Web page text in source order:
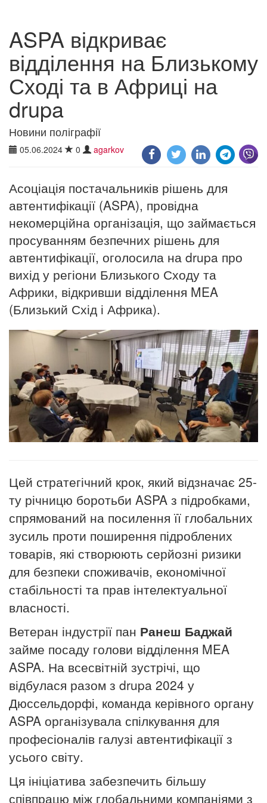
ASPA відкриває
відділення на Близькому
Сході та в Африці на
drupa
Новини поліграфії
05.06.2024 0 agarkov
Асоціація постачальників рішень для
автентифікації (ASPA), провідна
некомерційна організація, що займається
просуванням безпечних рішень для
автентифікації, оголосила на drupa про
вихід у регіони Близького Сходу та
Африки, відкривши відділення MEA
(Близький Схід і Африка).
Цей стратегічний крок, який відзначає 25-
ту річницю боротьби ASPA з підробками,
спрямований на посилення її глобальних
зусиль проти поширення підроблених
товарів, які створюють серйозні ризики
для безпеки споживачів, економічної
стабільності та прав інтелектуальної
власності.
Ветеран індустрії пан Ранеш Баджай
займе посаду голови відділення MEA
ASPA. На всесвітній зустрічі, що
відбулася разом з drupa 2024 у
Дюссельдорфі, команда керівного органу
ASPA організувала спілкування для
професіоналів галузі автентифікації з
усього світу.
Ця ініціатива забезпечить більшу
співпрацю між глобальними компаніями з